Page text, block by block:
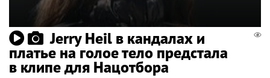
Jerry Heil в кандалах и
платье на голое тело предстала
в клипе для Нацотбора